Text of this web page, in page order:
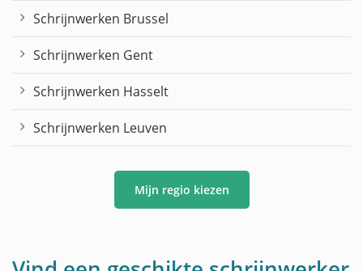
Schrijnwerken Brussel
Schrijnwerken Gent
Schrijnwerken Hasselt
Schrijnwerken Leuven
Mijn regio kiezen